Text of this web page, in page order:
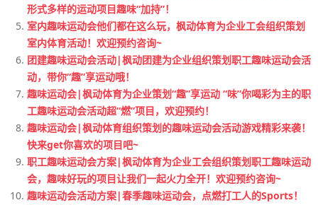
形式多样的运动项目趣味“加持”！
室内趣味运动会他们都在这么玩，枫动体育为企业工会组织策划
室内体育活动！欢迎预约咨询~
团建趣味运动会活动|枫动团建为企业组织策划职工趣味运动会活
动，带你“趣”享运动哦！
趣味运动会|枫动体育为企业策划“趣”享运动 “味”你喝彩为主的职
工趣味运动会活动超“燃”项目，欢迎预约！
趣味运动会|枫动体育组织策划的趣味运动会活动游戏精彩来袭！
快来get你喜欢的项目吧~
职工趣味运动会方案|枫动体育为企业工会组织策划职工趣味运动
会，趣味好玩的项目让我们一起火力全开！欢迎预约咨询~
趣味运动会活动方案|春季趣味运动会，点燃打工人的Sports！